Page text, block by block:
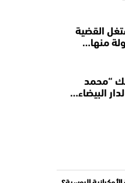
القضية
منها…
“محمد
البيضاء…